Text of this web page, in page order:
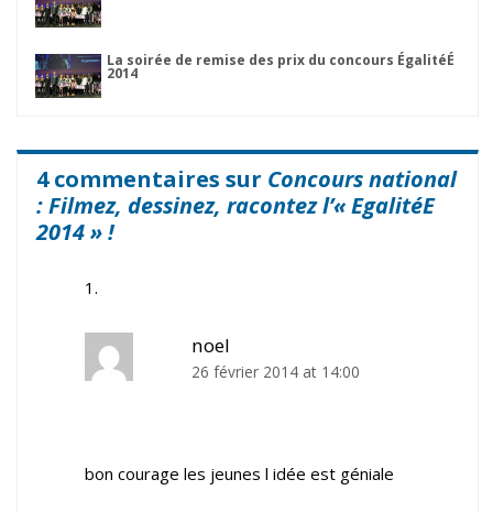
La soirée de remise des prix du concours ÉgalitéÉ
2014
4 commentaires sur Concours national
: Filmez, dessinez, racontez l’« EgalitéE
2014 » !
noel
26 février 2014 at 14:00
bon courage les jeunes l idée est géniale